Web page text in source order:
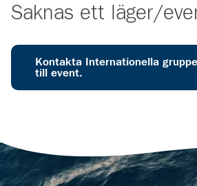
Saknas ett läger/
Kontakta Internationella
till event.